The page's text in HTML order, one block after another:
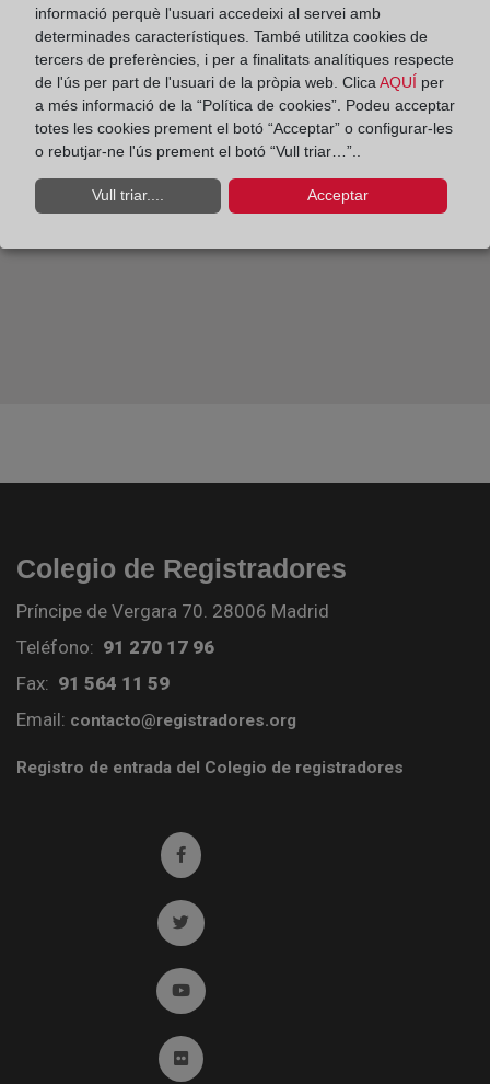
Los registradores han dispensado más de 5.000
números de registro único de alquiler en el País
Vasco
Colegio de Registradores
Príncipe de Vergara 70. 28006 Madrid
Teléfono: 91 270 17 96
Fax: 91 564 11 59
Email: contacto@registradores.org
Registro de entrada del Colegio de registradores
Ir a facebook (abre en ventana nueva)
Ir a twitter (abre en ventana nueva)
Ir a YouTube (abre en ventana nueva)
Ir a Flickr (abre en ventana nueva)
informació perquè l'usuari accedeixi al servei amb
determinades característiques. També utilitza cookies de
tercers de preferències, i per a finalitats analítiques respecte
de l'ús per part de l'usuari de la pròpia web. Clica AQUÍ per
a més informació de la “Política de cookies”. Podeu acceptar
totes les cookies prement el botó “Acceptar” o configurar-les
o rebutjar-ne l'ús prement el botó “Vull triar…”..
Vull triar.... Acceptar